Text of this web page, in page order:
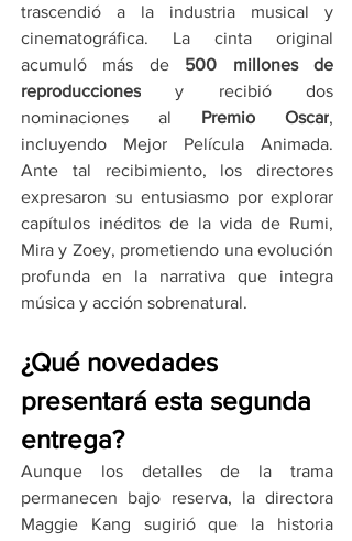
trascendió a la industria musical y
cinematográfica. La cinta original
acumuló más de 500 millones de
reproducciones y recibió dos
nominaciones al Premio Oscar,
incluyendo Mejor Película Animada.
Ante tal recibimiento, los directores
expresaron su entusiasmo por explorar
capítulos inéditos de la vida de Rumi,
Mira y Zoey, prometiendo una evolución
profunda en la narrativa que integra
música y acción sobrenatural.
¿Qué novedades
presentará esta segunda
entrega?
Aunque los detalles de la trama
permanecen bajo reserva, la directora
Maggie Kang sugirió que la historia